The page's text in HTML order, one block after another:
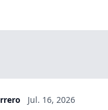
Jul. 16, 2026